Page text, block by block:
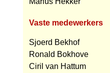
Vaste medewerkers
Sjoerd Bekhof
Ronald Bokhove
Ciril van Hattum